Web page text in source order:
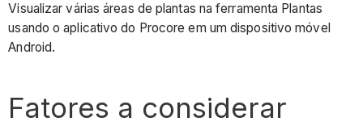
Visualizar várias áreas de plantas na ferramenta Plantas
usando o aplicativo do Procore em um dispositivo móvel
Android.
Fatores a considerar